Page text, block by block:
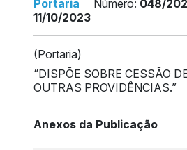
Portaria Número: 048/
11/10/2023
(Portaria)
“DISPÕE SOBRE CESSÃO
OUTRAS PROVIDÊNCIAS.”
Anexos da Publicação